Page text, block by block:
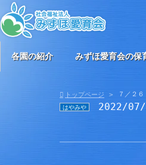
各園の紹介 みずほ愛育会の保
トップページ ７／２
はやみや 2022/07/